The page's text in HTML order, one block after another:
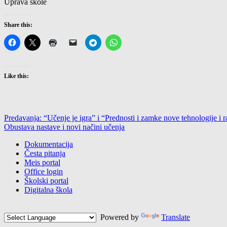
Share this:
Like this:
Post
navigation
Predavanja: “Učenje je igra” i “Prednosti i zamke nove tehnologije i
Obustava nastave i novi načini učenja
Dokumentacija
Česta pitanja
Meis portal
Office login
Školski portal
Digitalna škola
Powered by Translate